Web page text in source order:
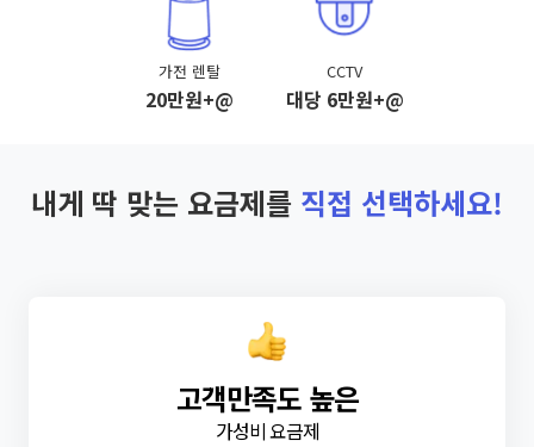
가전 렌탈
20만원+@
CCTV
대당 6만원+@
내게 딱 맞는 요금제를 직접 선택하세요!
고객만족도 높은
가성비 요금제